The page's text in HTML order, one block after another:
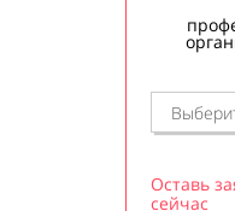
Оставь
сейчас